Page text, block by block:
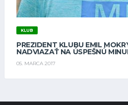
KLUB
PREZIDENT KLUBU EMIL
NADVIAZAŤ NA ÚSPEŠNÚ
05. MARCA 2017